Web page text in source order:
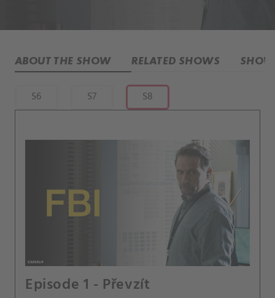
ABOUT THE SHOW RELATED SHOWS
S6 S7 S8
Episode 1 - Převzít